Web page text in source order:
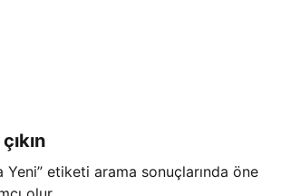
Yeni” etiketi arama sonuçlarında öne